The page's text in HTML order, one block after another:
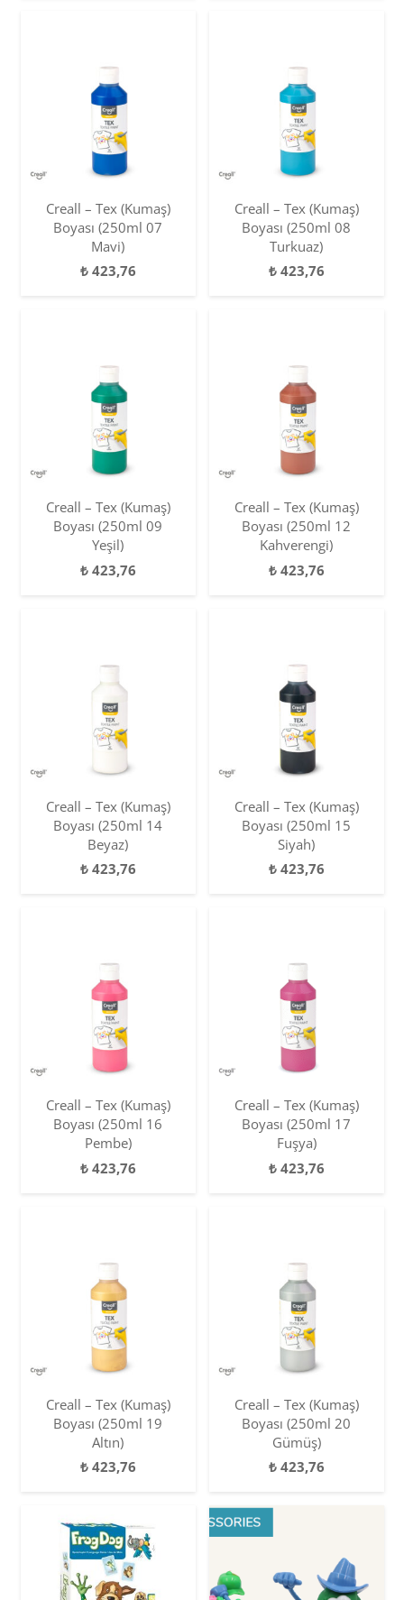
Creall – Tex (Kumaş)
Boyası (250ml 07
Mavi)
₺423,76
Creall – Tex (Kumaş)
Boyası (250ml 08
Turkuaz)
₺423,76
Creall – Tex (Kumaş)
Boyası (250ml 09
Yeşil)
₺423,76
Creall – Tex (Kumaş)
Boyası (250ml 12
Kahverengi)
₺423,76
Creall – Tex (Kumaş)
Boyası (250ml 14
Beyaz)
₺423,76
Creall – Tex (Kumaş)
Boyası (250ml 15
Siyah)
₺423,76
Creall – Tex (Kumaş)
Boyası (250ml 16
Pembe)
₺423,76
Creall – Tex (Kumaş)
Boyası (250ml 17
Fuşya)
₺423,76
Creall – Tex (Kumaş)
Boyası (250ml 19
Altın)
₺423,76
Creall – Tex (Kumaş)
Boyası (250ml 20
Gümüş)
₺423,76